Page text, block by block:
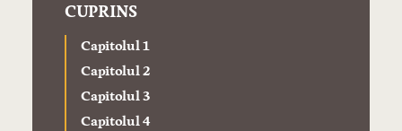
CUPRINS
Capitolul 1
Capitolul 2
Capitolul 3
Capitolul 4